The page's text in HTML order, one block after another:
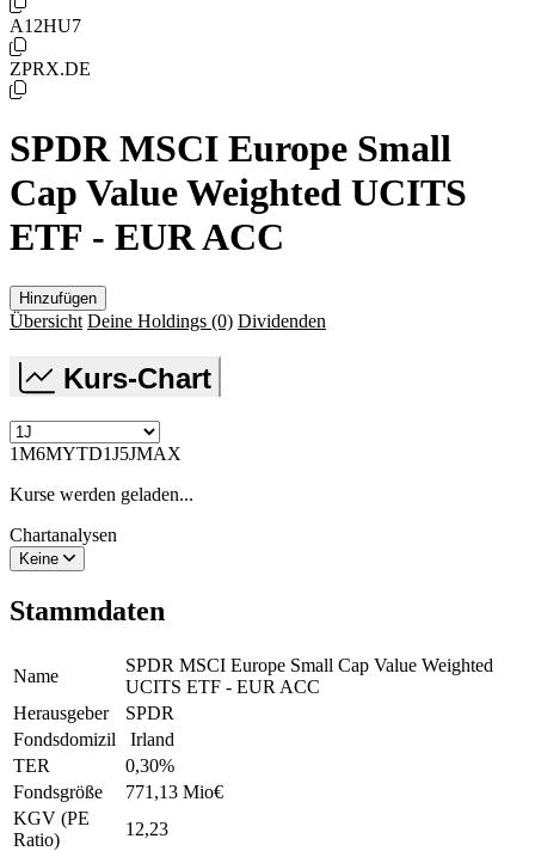
A12HU7
ZPRX.DE
SPDR MSCI Europe Small
Cap Value Weighted UCITS
ETF - EUR ACC
Hinzufügen
Übersicht Deine Holdings (0) Dividenden
Kurs-Chart
1M6MYTD1J5JMAX
Kurse werden geladen...
Chartanalysen
Keine
Stammdaten
Name
SPDR MSCI Europe Small Cap Value Weighted
UCITS ETF - EUR ACC
Herausgeber
SPDR
Fondsdomizil
Irland
TER
0,30%
Fondsgröße
771,13 Mio€
KGV (PE
Ratio)
12,23